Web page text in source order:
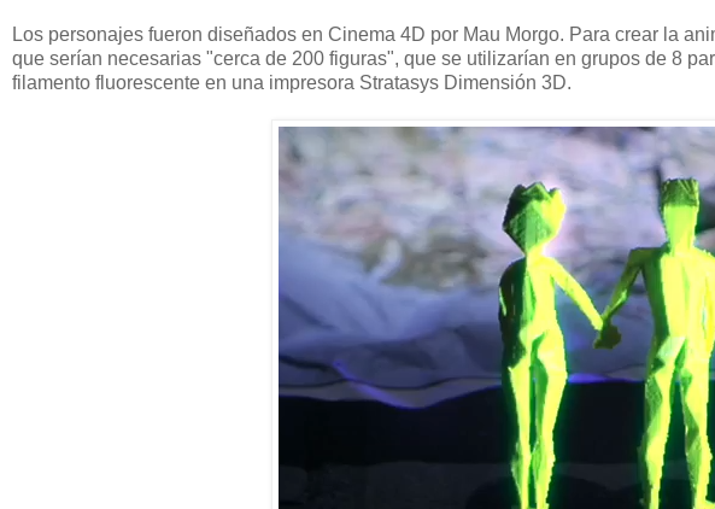
Los personajes fueron diseñados en Cinema 4D por Mau Morgo. Para crear la
que serían necesarias "cerca de 200 figuras", que se utilizarían en grupos de 8
filamento fluorescente en una impresora Stratasys Dimensión 3D.